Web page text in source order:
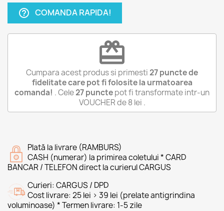
help_outline COMANDA RAPIDA!
redeem
Cumpara acest produs si primesti 27puncte de
fidelitate care pot fi folosite la urmatoarea
comanda! . Cele27punctepot fi transformate intr-un
VOUCHER de8 lei .
Plată la livrare (RAMBURS)
CASH (numerar) la primirea coletului * CARD
BANCAR / TELEFON direct la curierul CARGUS
Curieri: CARGUS / DPD
Cost livrare: 25 lei > 39 lei (prelate antigrindina
voluminoase) * Termen livrare: 1-5 zile